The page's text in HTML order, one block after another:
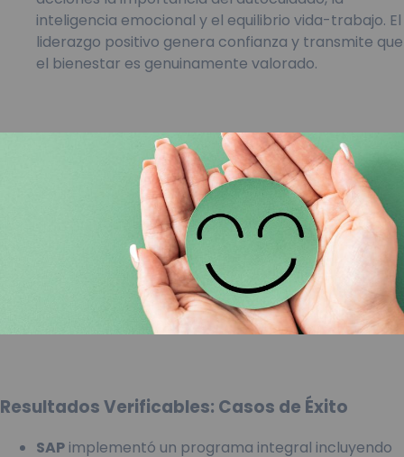
inteligencia emocional y el equilibrio vida-trabajo. El
liderazgo positivo genera confianza y transmite que
el bienestar es genuinamente valorado.
Resultados Verificables: Casos de Éxito
SAP implementó un programa integral incluyendo